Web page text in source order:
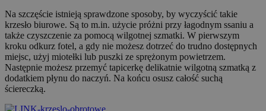
Na szczęście istnieją sprawdzone sposoby, by wyczyścić takie
krzesło biurowe. Są to m.in. użycie próżni przy łagodnym ssaniu a
także czyszczenie za pomocą wilgotnej szmatki. W pierwszym
kroku odkurz fotel, a gdy nie możesz dotrzeć do trudno dostępnych
miejsc, użyj miotełki lub puszki ze sprężonym powietrzem.
Następnie możesz przemyć tapicerkę delikatnie wilgotną szmatką z
dodatkiem płynu do naczyń. Na końcu osusz całość suchą
ściereczką.